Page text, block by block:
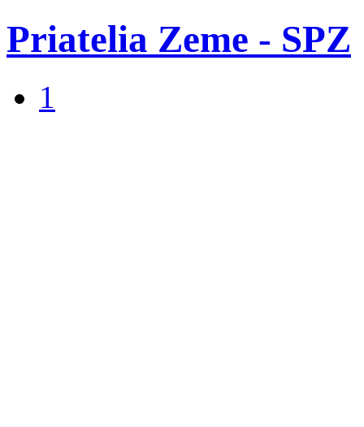
Priatelia Zeme - SPZ
1